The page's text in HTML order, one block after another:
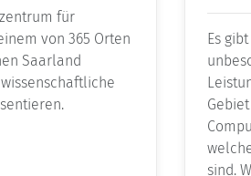
für
von 365 Orten
Saarland
Es
sind.